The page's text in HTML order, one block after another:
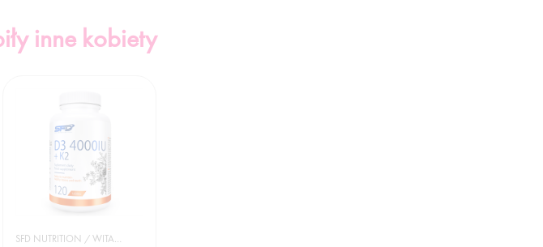
inne kobiety
SFD NUTRITION / WITAMINY